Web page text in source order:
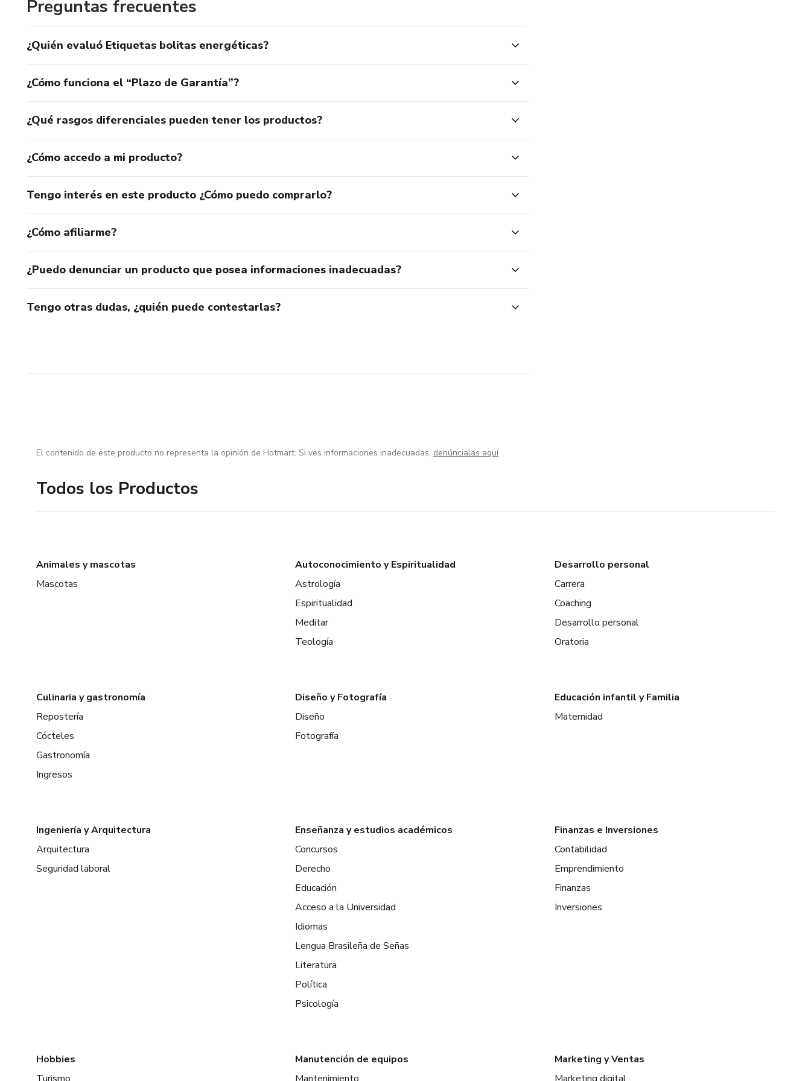
### Email Marketing
seus clientes informados e engajados.
Preguntas frecuentes
¿Quién evaluó Etiquetas bolitas energéticas?
¿Cómo funciona el “Plazo de Garantía”?
¿Qué rasgos diferenciales pueden tener los productos?
¿Cómo accedo a mi producto?
Tengo interés en este producto ¿Cómo puedo comprarlo?
¿Cómo afiliarme?
¿Puedo denunciar un producto que posea informaciones inadecuadas?
Tengo otras dudas, ¿quién puede contestarlas?
El contenido de este producto no representa la opinión de Hotmart. Si ves informaciones inadecuadas, denúncialas aquí
Todos los Productos
Animales y mascotas
Mascotas
Autoconocimiento y Espiritualidad
Astrología
Espiritualidad
Meditar
Teología
Desarrollo personal
Carrera
Coaching
Desarrollo personal
Oratoria
Culinaria y gastronomía
Repostería
Cócteles
Gastronomía
Ingresos
Diseño y Fotografía
Diseño
Fotografía
Educación infantil y Familia
Maternidad
Ingeniería y Arquitectura
Arquitectura
Seguridad laboral
Enseñanza y estudios académicos
Concursos
Derecho
Educación
Acceso a la Universidad
Idiomas
Lengua Brasileña de Señas
Literatura
Política
Psicología
Finanzas e Inversiones
Contabilidad
Emprendimiento
Finanzas
Inversiones
Hobbies
Manutención de equipos
Marketing y Ventas